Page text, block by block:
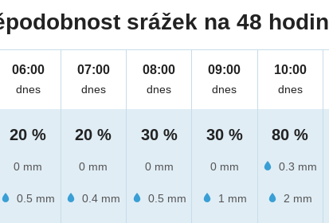
srážek na 48 hodin
06:00
dnes
20 %
0 mm
0.5 mm
07:00
dnes
20 %
0 mm
0.4 mm
08:00
dnes
30 %
0 mm
0.5 mm
09:00
dnes
30 %
0 mm
1 mm
10:00
dnes
80 %
0.3 mm
2 mm